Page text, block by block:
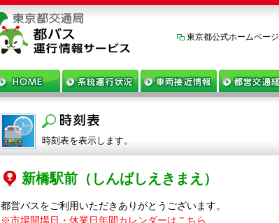
東京都公式ホームページ
時刻表を表示します。
新橋駅前 （しんばしえきまえ）
都営バスをご利用いただきありがとうございます。
※市場開場日・休業日年間カレンダーはこちら